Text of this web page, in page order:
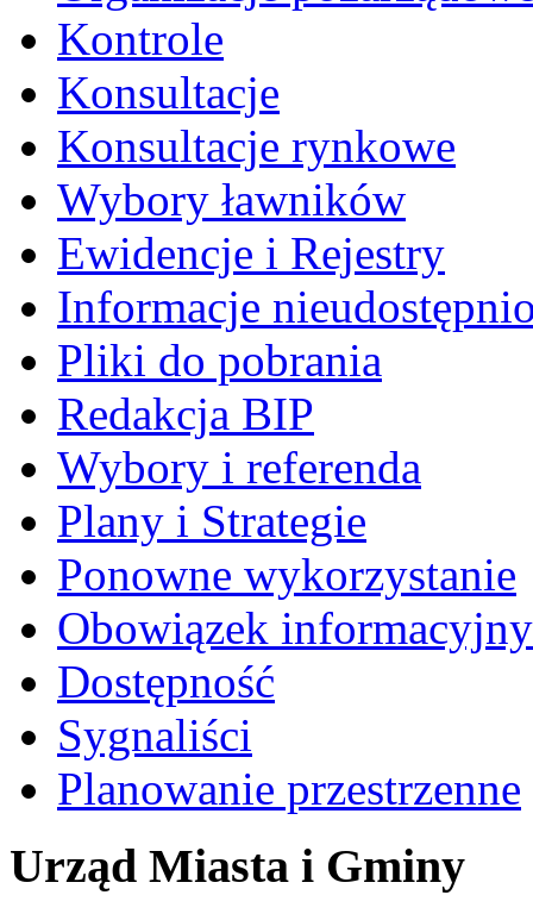
Kontrole
Konsultacje
Konsultacje rynkowe
Wybory ławników
Ewidencje i Rejestry
Informacje
Pliki do pobrania
Redakcja BIP
Wybory i referenda
Plany i Strategie
Ponowne wykorzystanie
Obowiązek informacyjny
Dostępność
Sygnaliści
Planowanie przestrzenne
Urząd Miasta i Gminy